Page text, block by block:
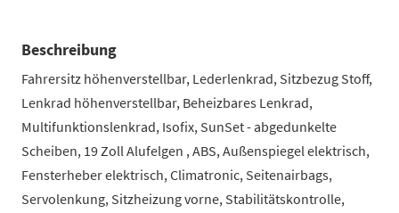
Beschreibung
Fahrersitz höhenverstellbar, Lederlenkrad, Sitzbezug Stoff,
Lenkrad höhenverstellbar, Beheizbares Lenkrad,
Multifunktionslenkrad, Isofix, SunSet - abgedunkelte
Scheiben, 19 Zoll Alufelgen , ABS, Außenspiegel elektrisch,
Fensterheber elektrisch, Climatronic, Seitenairbags,
Servolenkung, Sitzheizung vorne, Stabilitätskontrolle,